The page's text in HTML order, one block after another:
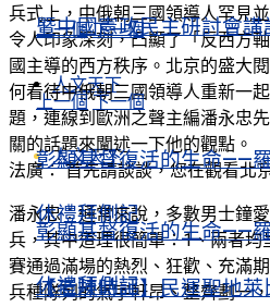
上一個 下一個
人文天下
彰顯基督復活的生命——
休禮拜側記
【老陳時評】民運聖地
暨中國憲政民主研討會講
上一個 下一個
人文天下
彰顯基督復活的生命——
休禮拜側記
兵式上，中俄朝三國領導人罕見
令人印象深刻，凸顯了「反西方
國主導的西方秩序。北京的盛大
何看待中俄朝三國領導人重新一
題，連線到歐洲之聲主編潘永忠
關的話題來闡述一下他的觀點。
法廣： 首先請談談，您在觀看北
潘永忠：通常來說，多數男士鐘
兵，其中道理很簡單：1、兩者
賽通過滿場的熱烈、狂歡、充滿
兵種隊列的氣宇軒昂、整齊劃一